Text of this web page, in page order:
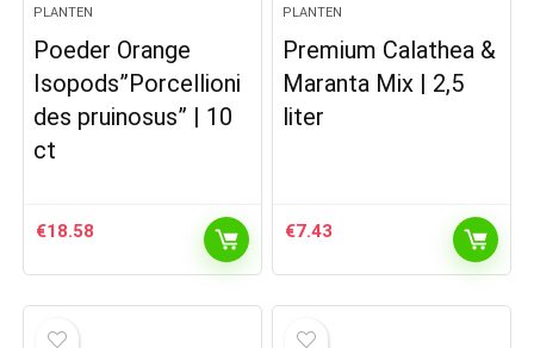
PLANTEN
Poeder Orange
Isopods”Porcellioni
des pruinosus” | 10
ct
€18.58
PLANTEN
Premium Calathea &
Maranta Mix | 2,5
liter
€7.43